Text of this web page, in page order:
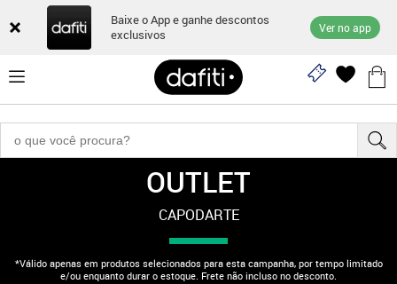
Baixe o App e ganhe descontos
exclusivos
Ver no app
OUTLET
CAPODARTE
*Válido apenas em produtos selecionados para esta campanha, por tempo limitado
e/ou enquanto durar o estoque. Frete não incluso no desconto.